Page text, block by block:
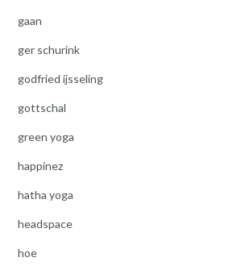
gaan
ger schurink
godfried ijsseling
gottschal
green yoga
happinez
hatha yoga
headspace
hoe